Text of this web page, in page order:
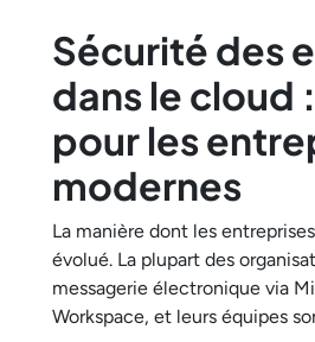
Sécurité des
dans le cloud
pour les
modernes
La manière dont les
évolué. La plupart des
messagerie électronique via
Workspace, et leurs équipes